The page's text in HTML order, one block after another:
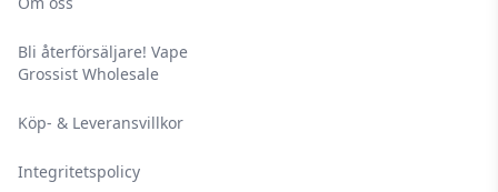
torr och mörk plats.
Bli återförsäljare! Vape
Grossist Wholesale
Köp- & Leveransvillkor
Integritetspolicy